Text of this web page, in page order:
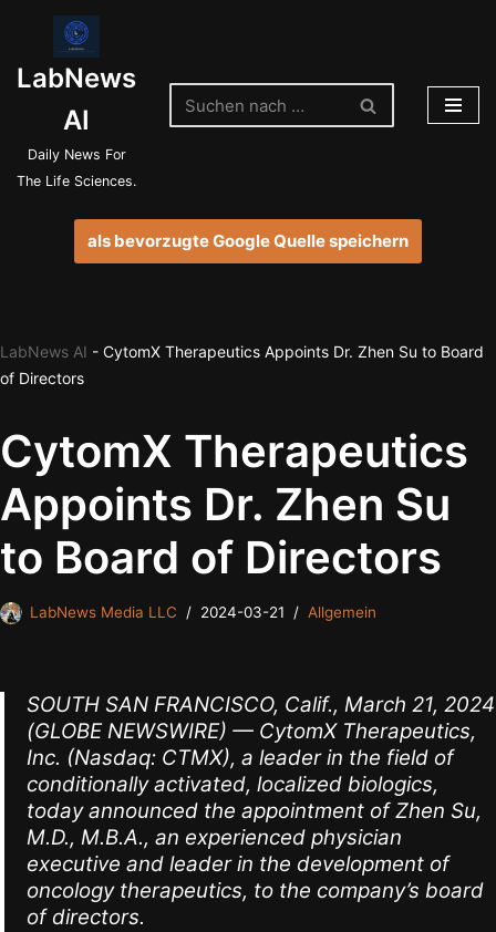
Inhalt
springen
LabNews
AI
Daily News For
The Life Sciences.
als bevorzugte Google Quelle speichern
LabNews AI - CytomX Therapeutics Appoints Dr. Zhen Su to Board
of Directors
CytomX Therapeutics
Appoints Dr. Zhen Su
to Board of Directors
LabNews Media LLC 2024-03-21 Allgemein
SOUTH SAN FRANCISCO, Calif., March 21, 2024
(GLOBE NEWSWIRE) — CytomX Therapeutics,
Inc. (Nasdaq: CTMX), a leader in the field of
conditionally activated, localized biologics,
today announced the appointment of Zhen Su,
M.D., M.B.A., an experienced physician
executive and leader in the development of
oncology therapeutics, to the company’s board
of directors.